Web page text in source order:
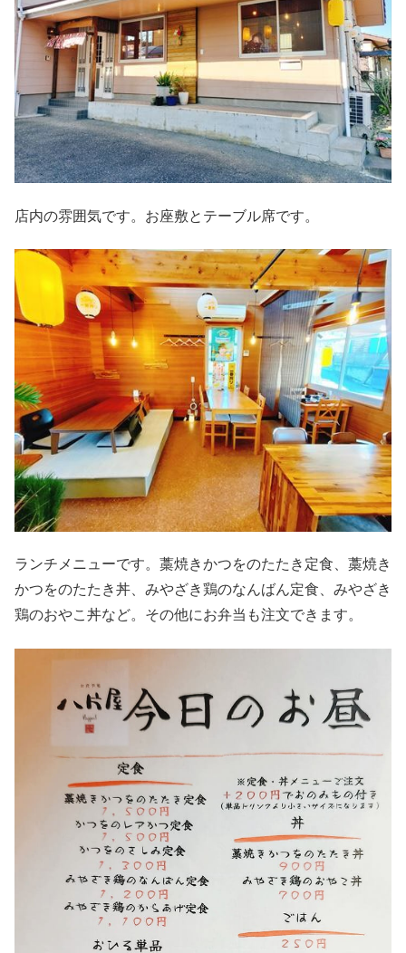
店内の雰囲気です。お座敷とテーブル席です。
ランチメニューです。藁焼きかつをのたたき定食、藁焼き
かつをのたたき丼、みやざき鶏のなんばん定食、みやざき
鶏のおやこ丼など。その他にお弁当も注文できます。